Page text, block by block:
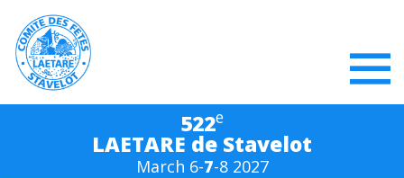
522e
LAETARE de Stavelot
March 6-7-8 2027